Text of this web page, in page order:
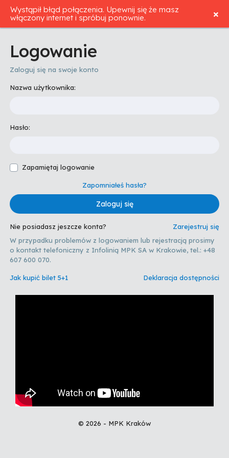
eKP
Logowanie
Zaloguj się na swoje konto
Nazwa użytkownika:
Hasło:
Zapamiętaj logowanie
Zapomniałeś hasła?
Zaloguj się
Nie posiadasz jeszcze konta?
Zarejestruj się
W przypadku problemów z logowaniem lub rejestracją prosimy
o kontakt telefoniczny z Infolinią MPK SA w Krakowie, tel.: +48
607 600 070.
Jak kupić bilet 5+1 Deklaracja dostępności
© 2026 - MPK Kraków
Wystąpił błąd połączenia. Upewnij się że masz
włączony internet i spróbuj ponownie.